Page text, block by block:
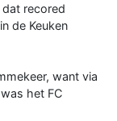
recored
de Keuken
want via
het FC